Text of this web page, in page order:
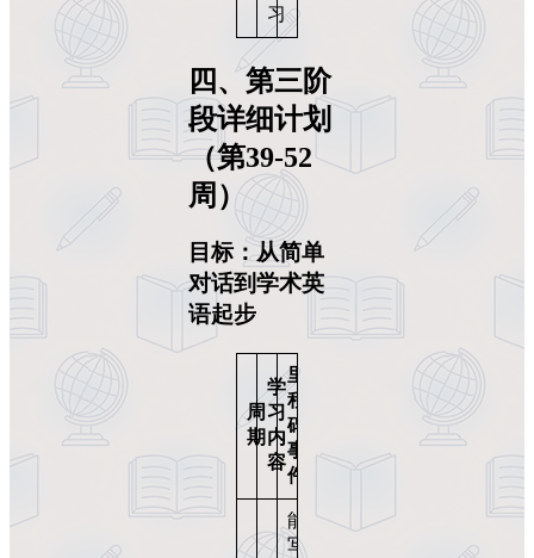
习
四、第三阶
段详细计划
（第39-52
周）
目标：从简单
对话到学术英
语起步
周
期
学
习
内
容
里
程
碑
事
件
能
写